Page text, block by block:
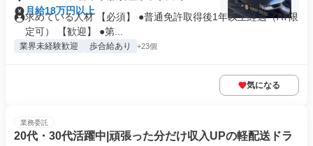
月給18万円以上
求めている人材 【必須】 ●普通免許取得後1年以上経過（AT限
定可） 【歓迎】 ●第...
業界未経験歓迎 歩合給あり +23個
気になる
業務委託
20代・30代活躍中|頑張った分だけ収入UPの軽配送ドラ